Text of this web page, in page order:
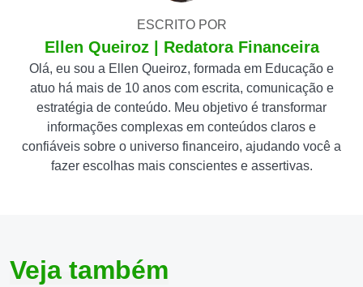
ESCRITO POR
Ellen Queiroz | Redatora Financeira
Olá, eu sou a Ellen Queiroz, formada em Educação e
atuo há mais de 10 anos com escrita, comunicação e
estratégia de conteúdo. Meu objetivo é transformar
informações complexas em conteúdos claros e
confiáveis sobre o universo financeiro, ajudando você a
fazer escolhas mais conscientes e assertivas.
Veja também